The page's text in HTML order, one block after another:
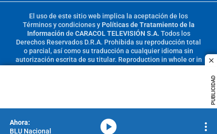
PUBLICIDAD
El uso de este sitio web implica la aceptación de los
Términos y condicionesy Políticas de Tratamiento de la
Información de CARACOL TELEVISIÓN S.A. Todos los
Derechos Reservados D.R.A. Prohibida su reproducción total
o parcial, así como su traducción a cualquier idioma sin
autorización escrita de su titular. Reproduction in whole or in
BLU Nacional